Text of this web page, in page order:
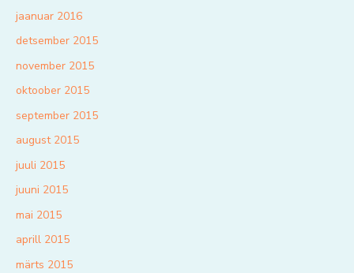
jaanuar 2016
detsember 2015
november 2015
oktoober 2015
september 2015
august 2015
juuli 2015
juuni 2015
mai 2015
aprill 2015
märts 2015